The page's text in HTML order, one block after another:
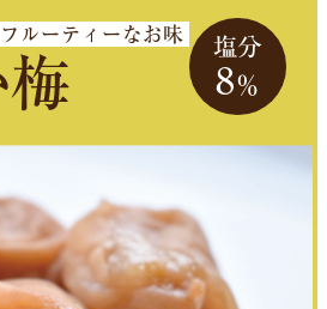
ルーティーなお味
塩分
8％